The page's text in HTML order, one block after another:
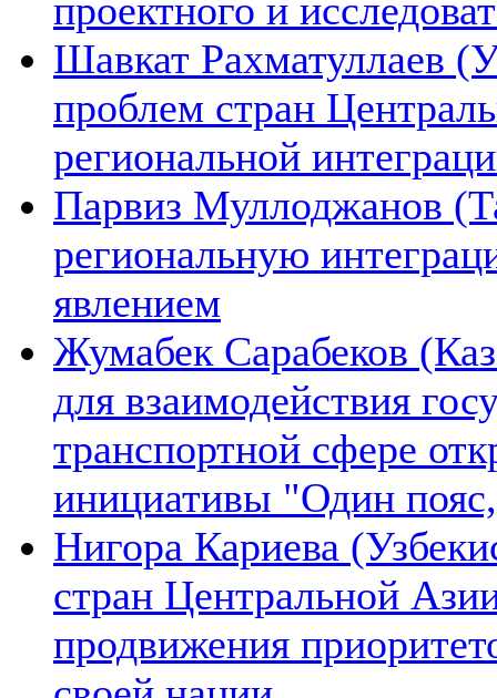
проектного и
Шавкат Рахматуллаев
проблем стран
региональной
Парвиз Муллоджанов
региональную
явлением
Жумабек Сарабеков
для взаимодействия
транспортной сфере
инициативы "Один
Нигора Кариева
стран Центральной
продвижения